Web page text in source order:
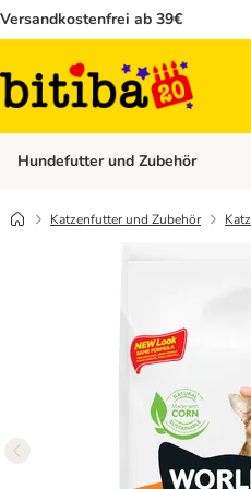
Versandkostenfrei ab 39€
Hundefutter und Zubehör
Katzenfutter und Zubehör